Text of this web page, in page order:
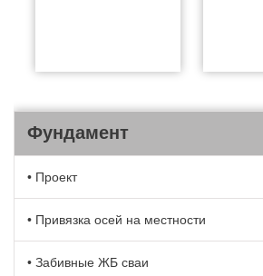
Фундамент
• Проект
• Привязка осей на местности
• Забивные ЖБ сваи